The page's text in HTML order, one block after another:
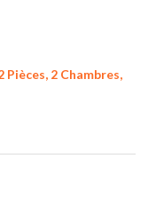
2 Chambres,